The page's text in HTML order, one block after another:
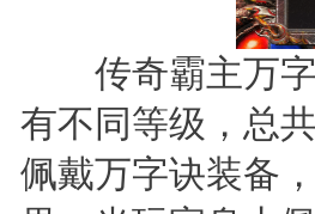
传奇霸主万字
有不同等级，总
佩戴万字诀装备